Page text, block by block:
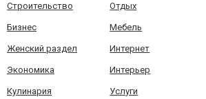
Строительство Отдых
Бизнес Мебель
Женский раздел Интернет
Экономика Интерьер
Кулинария Услуги